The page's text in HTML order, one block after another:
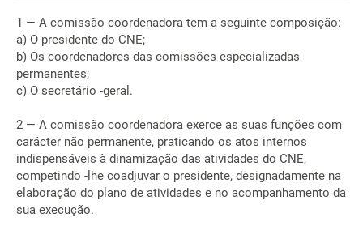
1 — A comissão coordenadora tem a seguinte composição:
a) O presidente do CNE;
b) Os coordenadores das comissões especializadas
permanentes;
c) O secretário -geral.
2 — A comissão coordenadora exerce as suas funções com
carácter não permanente, praticando os atos internos
indispensáveis à dinamização das atividades do CNE,
competindo -lhe coadjuvar o presidente, designadamente na
elaboração do plano de atividades e no acompanhamento da
sua execução.